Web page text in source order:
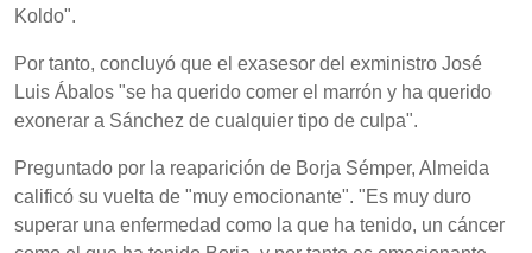
Koldo".
Por tanto, concluyó que el exasesor del exministro José
Luis Ábalos "se ha querido comer el marrón y ha querido
exonerar a Sánchez de cualquier tipo de culpa".
Preguntado por la reaparición de Borja Sémper, Almeida
calificó su vuelta de "muy emocionante". "Es muy duro
superar una enfermedad como la que ha tenido, un cáncer